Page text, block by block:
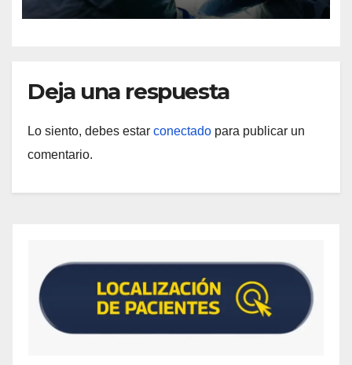
Deja una respuesta
Lo siento, debes estar conectado para publicar un
comentario.